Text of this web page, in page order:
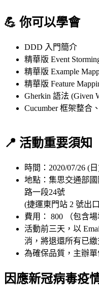
💪 你可以學會
DDD 入門簡介
精華版 Event
精華版 Example
精華版 Feature
Gherkin 語法 (Given
Cucumber 框架整合
📍 活動重要須知
時間：2020/07/26 (
地點：集思交通部
路一段24號
(捷運東門站 2 號出
費用： 800 （包含
活動前三天，以
消，將退還所有已繳
為確保品質，主辦
因應新冠病毒疫